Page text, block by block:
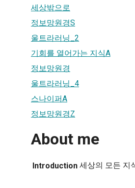
세상밖으로
정보망원경S
울트라러닝_2
기회를 열어가는 지식A
정보망원경
울트라러닝_4
스나이퍼A
정보망원경Z
About me
Introduction 세상의 모든 지